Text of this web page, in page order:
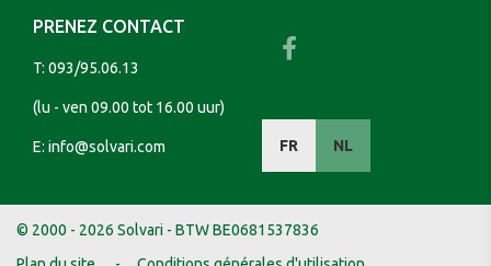
PRENEZ CONTACT
T: 093/95.06.13
(lu - ven 09.00 tot 16.00 uur)
E: info@solvari.com FR NL
© 2000 - 2026 Solvari - BTW BE0681537836